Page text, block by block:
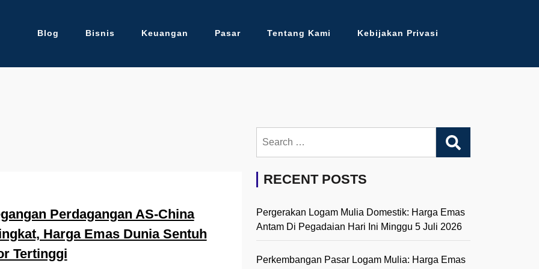
Blog Bisnis Keuangan Pasar Tentang Kami Kebijakan Privasi
Perdagangan AS-China
Harga Emas Dunia Sentuh
Tertinggi
for:
RECENT POSTS
Pergerakan Logam Mulia Domestik: Harga Emas
Antam Di Pegadaian Hari Ini Minggu 5 Juli 2026
Perkembangan Pasar Logam Mulia: Harga Emas